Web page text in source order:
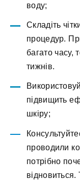
воду;
Складіть
процедур.
багато часу,
тижнів.
підвищить
шкіру;
проводили
потрібно
відновиться.